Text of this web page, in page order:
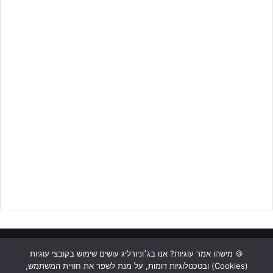
הקבוצה זכתה אשתקד באליפות מחוז חוף, לאור הזכייה באליפות
ראשי כתבות תכנים מקצועיים תנאי שימוש
מדיניות אבטחה
כתבו לנו
🍪 מישהו אמר עוגיות? אנו בג׳וניורליג עושים שימוש בקובצי עוגיות
(Cookies) ובטכנולוגיות דומות, על מנת לשפר את חוויית המשתמש,